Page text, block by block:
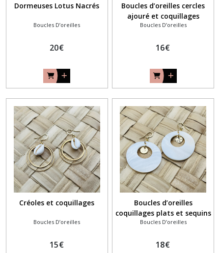
Dormeuses Lotus Nacrés
Boucles D’oreilles
20€
Boucles d’oreilles cercles
ajouré et coquillages
Boucles D’oreilles
16€
Créoles et coquillages
Boucles D’oreilles
15€
Boucles d’oreilles
coquillages plats et sequins
Boucles D’oreilles
18€